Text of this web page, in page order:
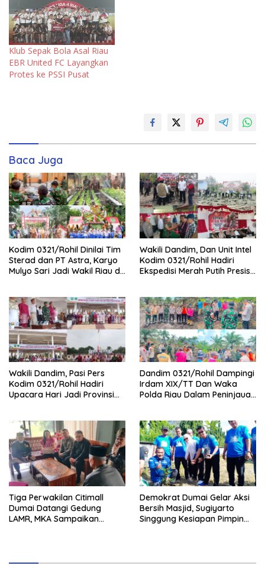
Klub Sepak Bola Asal Riau
EBR United FC Layangkan
Protes ke PSSI Pusat
Baca Juga
Kodim 0321/Rohil Dinilai Tim
Sterad dan PT Astra, Karyo
Mulyo Sari Jadi Wakil Riau di
Wakili Dandim, Dan Unit Intel
Kodim 0321/Rohil Hadiri
Ekspedisi Merah Putih Presisi
Wakili Dandim, Pasi Pers
Kodim 0321/Rohil Hadiri
Upacara Hari Jadi Provinsi
Dandim 0321/Rohil Dampingi
Irdam XIX/TT Dan Waka
Polda Riau Dalam Peninjauan
Tiga Perwakilan Citimall
Dumai Datangi Gedung
LAMR, MKA Sampaikan
Demokrat Dumai Gelar Aksi
Bersih Masjid, Sugiyarto
Singgung Kesiapan Pimpin